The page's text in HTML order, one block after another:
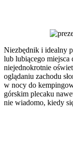
Niezbędnik i idealny
lub lubiącego miejsca
niejednokrotnie
oglądaniu zachodu
w nocy do
górskim plecaku
nie wiadomo, kiedy